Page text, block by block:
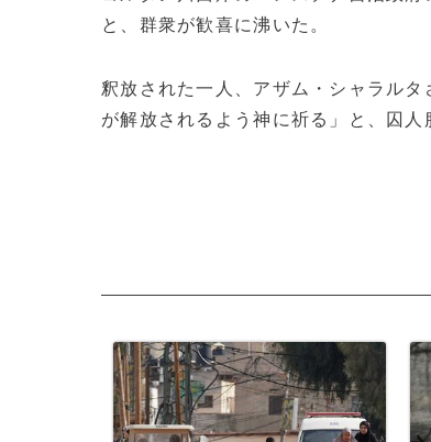
と、群衆が歓喜に沸いた。
釈放された一人、アザム・シャラル
が解放されるよう神に祈る」と、囚